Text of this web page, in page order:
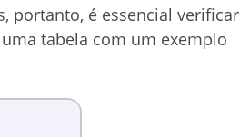
portanto, é essencial verificar
tabela com um exemplo